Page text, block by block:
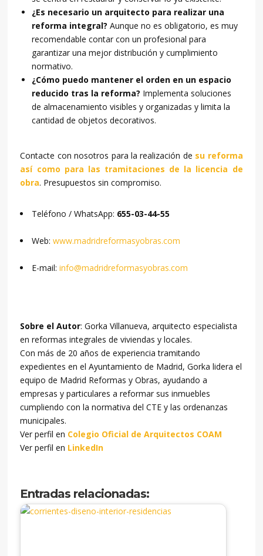
¿Es necesario un arquitecto para realizar una
reforma integral? Aunque no es obligatorio, es muy
recomendable contar con un profesional para
garantizar una mejor distribución y cumplimiento
normativo.
¿Cómo puedo mantener el orden en un espacio
reducido tras la reforma? Implementa soluciones
de almacenamiento visibles y organizadas y limita la
cantidad de objetos decorativos.
Contacte con nosotros para la realización de su reforma
así como para las tramitaciones de la licencia de
obra. Presupuestos sin compromiso.
Teléfono / WhatsApp: 655-03-44-55
Web:www.madridreformasyobras.com
E-mail:info@madridreformasyobras.com
Sobre el Autor: Gorka Villanueva, arquitecto especialista
en reformas integrales de viviendas y locales.
Con más de 20 años de experiencia tramitando
expedientes en el Ayuntamiento de Madrid, Gorka lidera el
equipo de Madrid Reformas y Obras, ayudando a
empresas y particulares a reformar sus inmuebles
cumpliendo con la normativa del CTE y las ordenanzas
municipales.
Ver perfil en Colegio Oficial de Arquitectos COAM
Ver perfil en LinkedIn
Entradas relacionadas: